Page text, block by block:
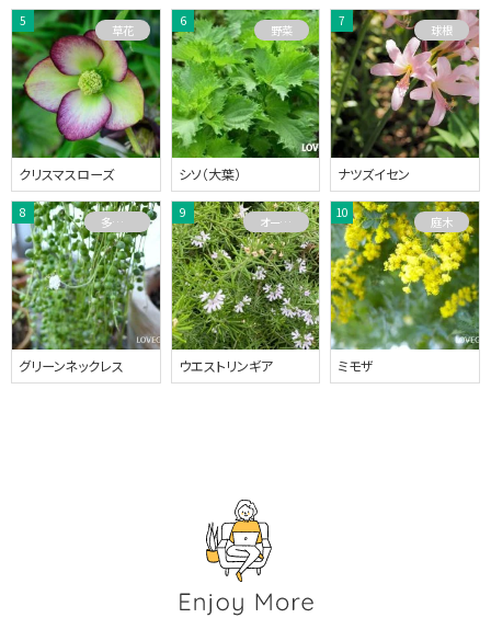
クリスマスローズ
草花
シソ（大葉）
野菜
ナツズイセン
球根
グリーンネックレス
多肉植物
ウエストリンギア
オーストラリアプランツ
ミモザ
庭木